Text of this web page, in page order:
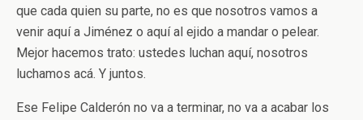
que cada quien su parte, no es que nosotros vamos a
venir aquí a Jiménez o aquí al ejido a mandar o pelear.
Mejor hacemos trato: ustedes luchan aquí, nosotros
luchamos acá. Y juntos.
Ese Felipe Calderón no va a terminar, no va a acabar los